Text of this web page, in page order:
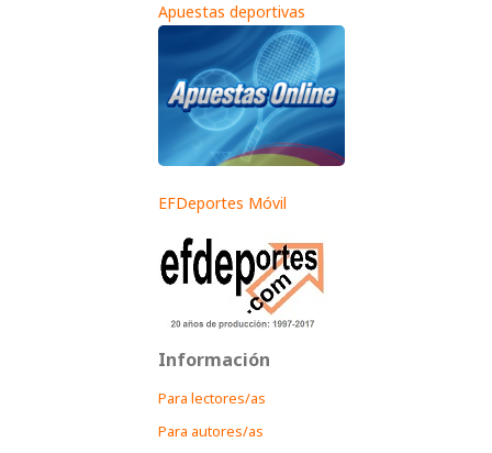
Apuestas deportivas
EFDeportes Móvil
Información
Para lectores/as
Para autores/as